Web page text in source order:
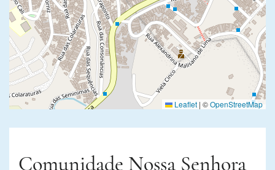
Leaflet | ©OpenStreetMap
Comunidade Nossa Senhora